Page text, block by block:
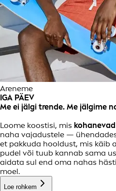
Areneme
IGA PÄEV
Me ei jälgi trende. Me jälgime
Loome koostisi, mis kohanevad
naha vajadustele —
et pakkuda hooldust, mis käib
pudel või tuub kannab sama
aidata sul end oma nahas
moel.
Loe rohkem